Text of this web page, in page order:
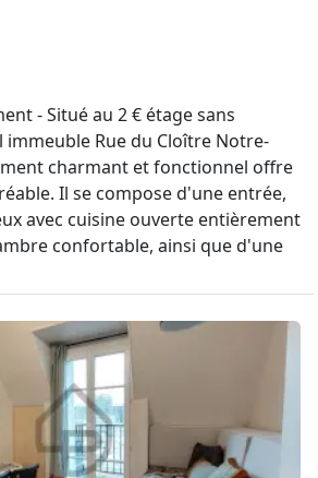
- Situé au 2 € étage sans
immeuble Rue du Cloître Notre-
charmant et fonctionnel offre
Il se compose d'une entrée,
avec cuisine ouverte entièrement
confortable, ainsi que d'une